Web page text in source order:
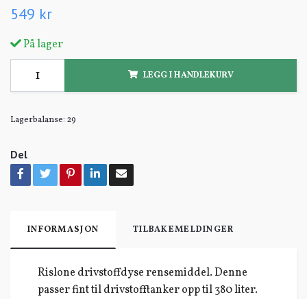
549 kr
På lager
LEGG I HANDLEKURV
Lagerbalanse: 29
Del
INFORMASJON TILBAKEMELDINGER
Rislone drivstoffdyse rensemiddel. Denne
passer fint til drivstofftanker opp til 380 liter.